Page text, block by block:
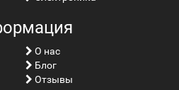
О нас
Блог
Отзывы